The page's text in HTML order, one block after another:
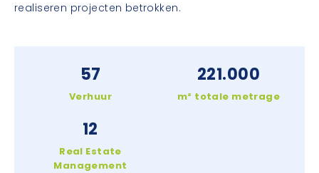
realiseren projecten betrokken.
57
Verhuur
221.000
m² totale metrage
12
Real Estate
Management